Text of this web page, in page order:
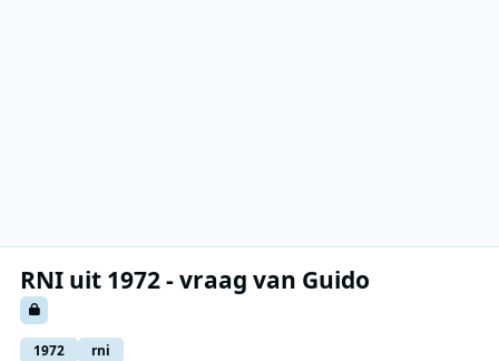
RNI uit 1972 - vraag van Guido
1972 rni